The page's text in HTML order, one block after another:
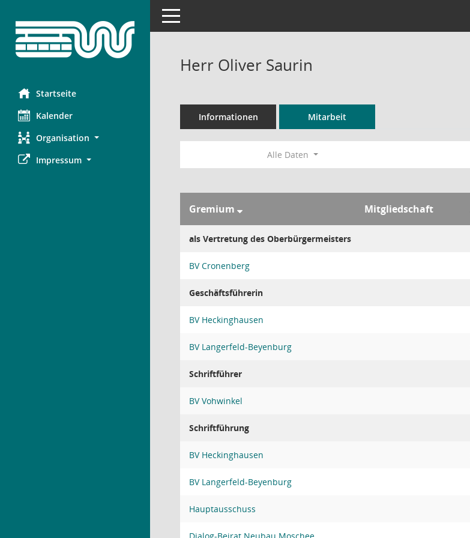
Startseite
Kalender
Organisation
Impressum
Toggle navigation
Herr Oliver Saurin
Informationen Mitarbeit
Alle Daten
Gremium Mitgliedschaft
als Vertretung des Oberbürgermeisters
BV Cronenberg
Geschäftsführerin
BV Heckinghausen
BV Langerfeld-Beyenburg
Schriftführer
BV Vohwinkel
Schriftführung
BV Heckinghausen
BV Langerfeld-Beyenburg
Hauptausschuss